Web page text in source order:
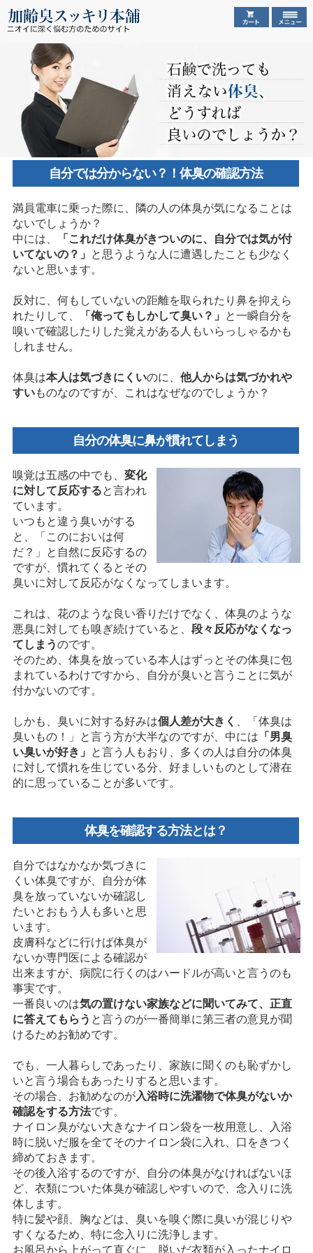
自分では分からない？！体臭の確認方法
満員電車に乗った際に、隣の人の体臭が気になることは
ないでしょうか？
中には、
「これだけ体臭がきついのに、自分では気が付
いてないの？」
と思うような人に遭遇したことも少なく
ないと思います。
反対に、何もしていないの距離を取られたり鼻を抑えら
れたりして、
「俺ってもしかして臭い？」
と一瞬自分を
嗅いで確認したりした覚えがある人もいらっしゃるかも
しれません。
体臭は本人は気づきにくいのに、 他人からは気づかれや
すいものなのですが、これはなぜなのでしょうか？
自分の体臭に鼻が慣れてしまう
嗅覚は五感の中でも、 変化
に対して反応すると言われ
ています。
いつもと違う臭いがする
と、「このにおいは何
だ？」と自然に反応するの
ですが、慣れてくるとその
臭いに対して反応がなくなってしまいます。
これは、花のような良い香りだけでなく、体臭のような
悪臭に対しても嗅ぎ続けていると、 段々反応がなくなっ
てしまうのです。
そのため、体臭を放っている本人はずっとその体臭に包
まれているわけですから、自分が臭いと言うことに気が
付かないのです。
しかも、臭いに対する好みは個人差が大きく
、「体臭は
臭いもの！」と言う方が大半なのですが、中には 「男臭
い臭いが好き」
と言う人もおり、多くの人は自分の体臭
に対して慣れを生じている分、好ましいものとして潜在
的に思っていることが多いです。
体臭を確認する方法とは？
自分ではなかなか気づきに
くい体臭ですが、自分が体
臭を放っていないか確認し
たいとおもう人も多いと思
います。
皮膚科などに行けば体臭が
ないか専門医による確認が
出来ますが、病院に行くのはハードルが高いと言うのも
事実です。
一番良いのは気の置けない家族などに聞いてみて、正直
に答えてもらう と言うのが一番簡単に第三者の意見が聞
けるためお勧めです。
でも、一人暮らしであったり、家族に聞くのも恥ずかし
いと言う場合もあったりすると思います。
その場合、お勧めなのが入浴時に洗濯物で体臭がないか
確認をする方法です。
ナイロン臭がない大きなナイロン袋を一枚用意し、入浴
時に脱いだ服を全てそのナイロン袋に入れ、口をきつく
締めておきます。
その後入浴するのですが、自分の体臭がなければないほ
ど、衣類についた体臭が確認しやすいので、念入りに洗
体します。
特に髪や顔、胸などは、臭いを嗅ぐ際に臭いが混じりや
すくなるため、特に念入りに洗浄します。
お風呂から上がって直ぐに、脱いだ衣類が入ったナイロ